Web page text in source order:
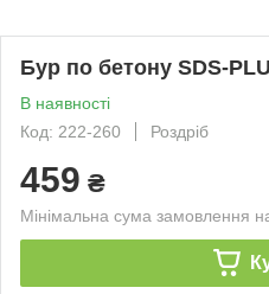
Бур по бетону SDS-
В наявності
Код: 222-260
Роздріб
459 ₴
Мінімальна сума замовлення